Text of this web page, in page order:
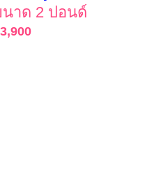
าด 2 ปอนด์
3,900